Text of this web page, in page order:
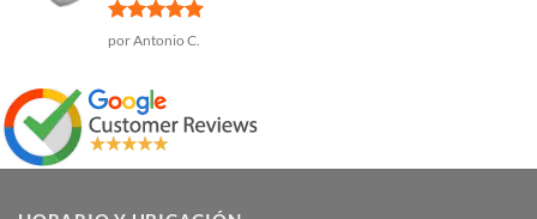
Valorado
por Antonio C.